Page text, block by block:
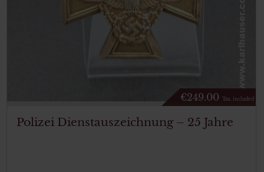
€249.00 Tax. included
Polizei Dienstauszeichnung – 25 Jahre